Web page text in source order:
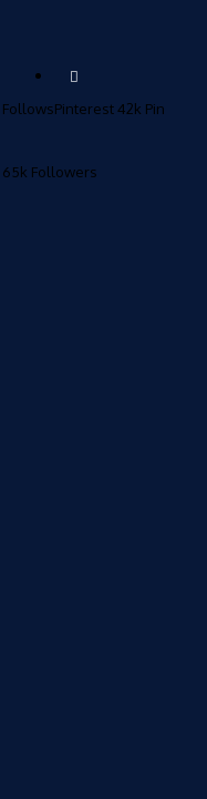
FollowsPinterest42k Pin
65k Followers